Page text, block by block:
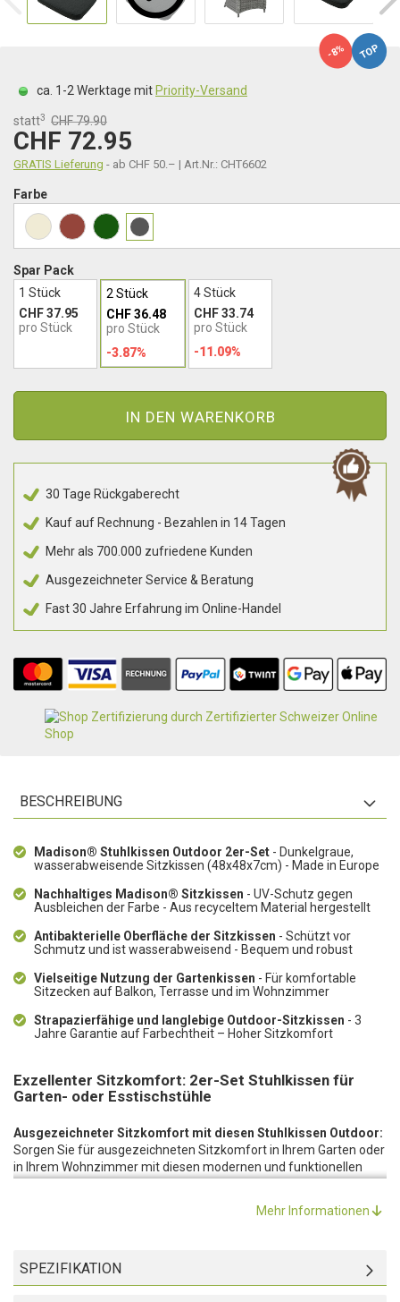
-8% TOP
ca. 1-2 Werktage mit Priority-Versand
statt3 CHF 79.90
CHF 72.95
GRATIS Lieferung - ab CHF 50.– | Art.Nr.: CHT6602
Farbe
Spar Pack
1 Stück
CHF 37.95
pro Stück
2 Stück
CHF 36.48
pro Stück
-3.87%
4 Stück
CHF 33.74
pro Stück
-11.09%
IN DEN WARENKORB
30 Tage Rückgaberecht
Kauf auf Rechnung - Bezahlen in 14 Tagen
Mehr als 700.000 zufriedene Kunden
Ausgezeichneter Service & Beratung
Fast 30 Jahre Erfahrung im Online-Handel
BESCHREIBUNG
Madison® Stuhlkissen Outdoor 2er-Set - Dunkelgraue,
wasserabweisende Sitzkissen (48x48x7cm) - Made in Europe
Nachhaltiges Madison® Sitzkissen - UV-Schutz gegen
Ausbleichen der Farbe - Aus recyceltem Material hergestellt
Antibakterielle Oberfläche der Sitzkissen - Schützt vor
Schmutz und ist wasserabweisend - Bequem und robust
Vielseitige Nutzung der Gartenkissen - Für komfortable
Sitzecken auf Balkon, Terrasse und im Wohnzimmer
Strapazierfähige und langlebige Outdoor-Sitzkissen - 3
Jahre Garantie auf Farbechtheit – Hoher Sitzkomfort
Exzellenter Sitzkomfort: 2er-Set Stuhlkissen für
Garten- oder Esstischstühle
Ausgezeichneter Sitzkomfort mit diesen Stuhlkissen Outdoor:
Sorgen Sie für ausgezeichneten Sitzkomfort in Ihrem Garten oder
in Ihrem Wohnzimmer mit diesen modernen und funktionellen
und Innenbereich mit wenig Mühe sofort auf.
äusserst haltbaren, recycelten und hervorragenden Material-
Kombination - 75% Baumwolle, 20% Polyester und 5% anderes
Mehr Informationen
SPEZIFIKATION